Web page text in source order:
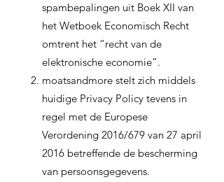
spambepalingen uit Boek XII van
het Wetboek Economisch Recht
omtrent het “recht van de
elektronische economie”.
moatsandmore stelt zich middels
huidige Privacy Policy tevens in
regel met de Europese
Verordening 2016/679 van 27 april
2016 betreffende de bescherming
van persoonsgegevens.